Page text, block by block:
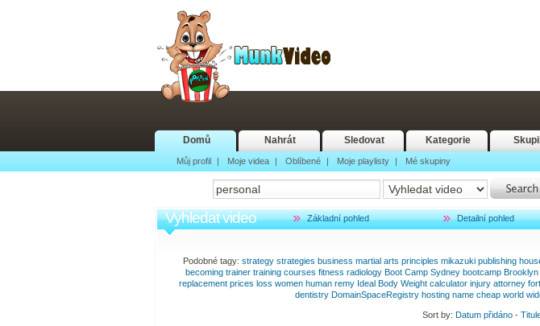
Domů Nahrát Sledovat Kategorie
Můj profil | Moje videa | Oblíbené | Moje playlisty | Mé skupiny
Vyhledat video Základní pohled Detailní pohled
Podobné tagy: strategy strategies business martial arts principles mikazuki publishing
becoming trainer training courses fitness radiology Boot Camp Sydney bootcamp Brooklyn
replacement prices loss women human remy Ideal Body Weight calculator injury attorney fort
dentistry DomainSpaceRegistry hosting name cheap world
Sort by: Datum přidáno -